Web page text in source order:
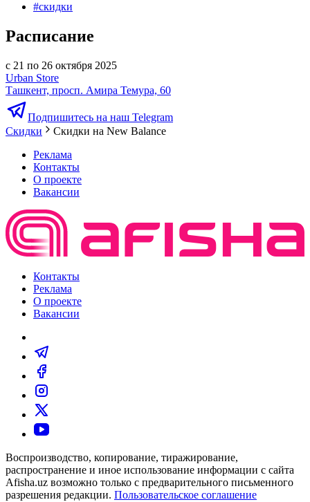
#скидки
Расписание
с 21 по 26 октября 2025
Urban Store
Ташкент, просп. Амира Темура, 60
Подпишитесь на наш Telegram
Скидки
Скидки на New Balance
Реклама
Контакты
О проекте
Вакансии
Контакты
Реклама
О проекте
Вакансии
Воспроизводство, копирование, тиражирование,
распространение и иное использование информации с сайта
Afisha.uz возможно только с предварительного письменного
разрешения редакции. Пользовательское соглашение